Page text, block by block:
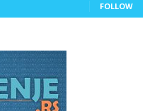
FOLLOW